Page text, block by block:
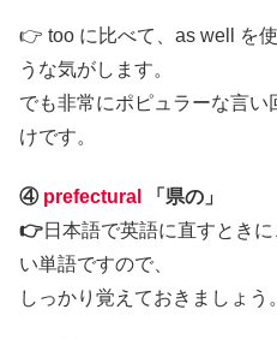
👉 too に比べて、as well を
うな気がします。
でも非常にポピュラーな言
けです。
④ prefectural
「県の」
👉日本語で英語に直すとき
い単語ですので、
しっかり覚えておきましょう。